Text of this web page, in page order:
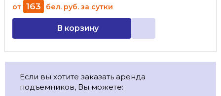
от 163 бел. руб. за сутки
В корзину
Если вы хотите заказать аренда
подъемников, Вы можете: